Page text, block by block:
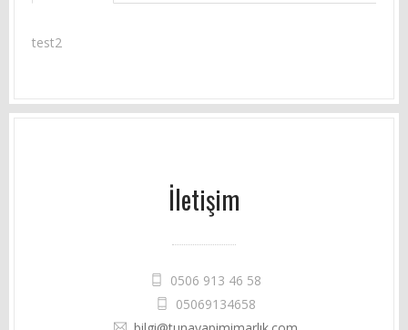
test2
İletişim
0506 913 46 58
05069134658